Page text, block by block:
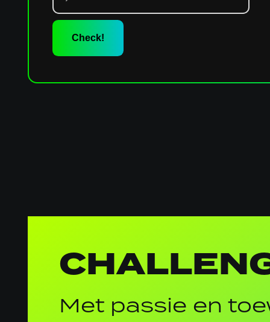
Algemene
Met passie en